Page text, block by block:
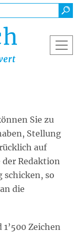
Sie zu
Stellung
auf
Redaktion
schicken, so
die
Zeichen